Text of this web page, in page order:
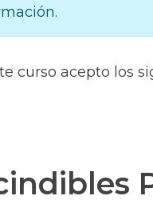
curso acepto los